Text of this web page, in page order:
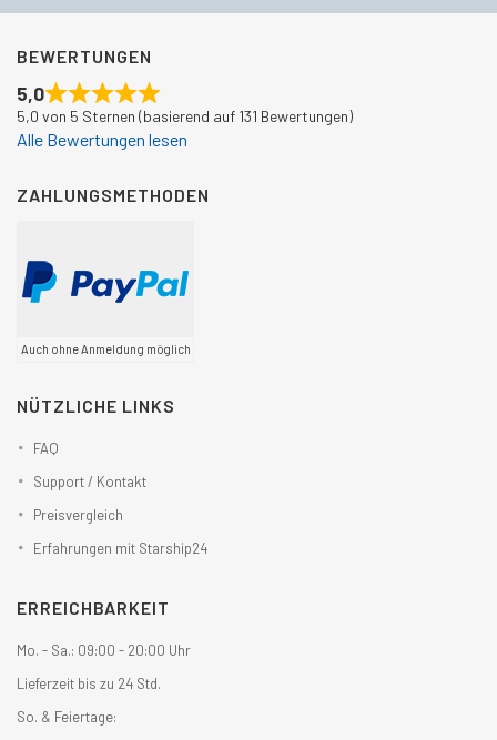
BEWERTUNGEN
5,0
5,0 von 5 Sternen (basierend auf 131 Bewertungen)
Alle Bewertungen lesen
ZAHLUNGSMETHODEN
Auch ohne Anmeldung möglich
NÜTZLICHE LINKS
FAQ
Support / Kontakt
Preisvergleich
Erfahrungen mit Starship24
ERREICHBARKEIT
Mo. - Sa.: 09:00 - 20:00 Uhr
Lieferzeit bis zu 24 Std.
So. & Feiertage: